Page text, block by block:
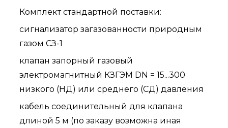
Комплект стандартной поставки:
сигнализатор загазованности природным
газом СЗ-1
клапан запорный газовый
электромагнитный КЗГЭМ DN = 15...300
низкого (НД) или среднего (СД) давления
кабель соединительный для клапана
длиной 5 м (по заказу возможна иная